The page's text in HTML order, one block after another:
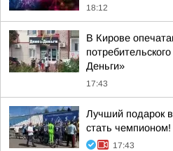
18:12
В Кирове
Деньги»
17:43
Лучший подарок
стать чемпионом!
17:43